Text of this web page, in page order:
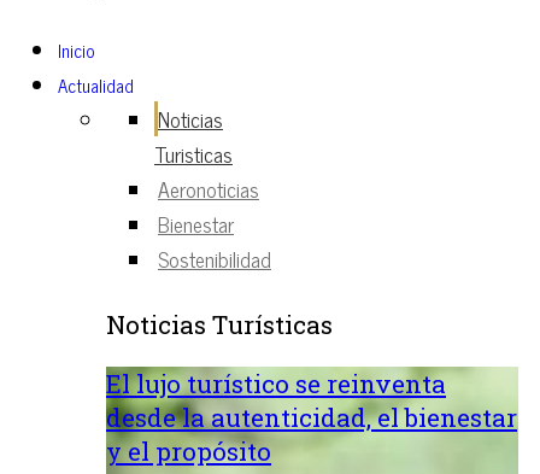
Inicio
Actualidad
Noticias
Turisticas
Aeronoticias
Bienestar
Sostenibilidad
Noticias Turísticas
El lujo turístico se reinventa
desde la autenticidad, el bienestar
y el propósito